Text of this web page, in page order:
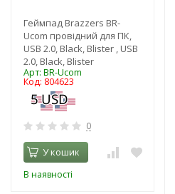
Геймпад Brazzers BR-
Ucom провідний для ПК,
USB 2.0, Black, Blister , USB
2.0, Black, Blister
Арт: BR-Ucom
Код: 804623
0
У кошик
В наявності